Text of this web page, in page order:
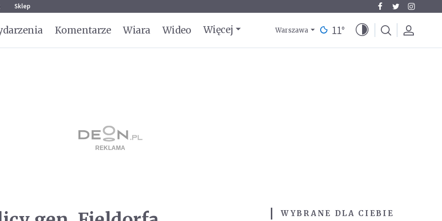
Sklep
Komentarze Wiara Wideo Więcej Warszawa 11°
WYBRANE DLA CIEBIE